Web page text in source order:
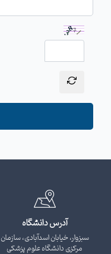
آدرس دانشگاه
سبزوار، خیابان اسدآبادی، سازمان
مرکزی دانشگاه علوم پزشکی